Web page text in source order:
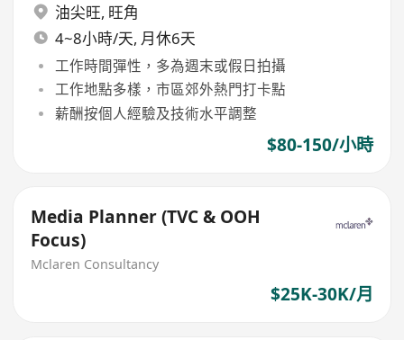
油尖旺, 旺角
4~8小時/天, 月休6天
工作時間彈性，多為週末或假日拍攝
工作地點多樣，市區郊外熱門打卡點
薪酬按個人經驗及技術水平調整
$80-150/小時
Media Planner (TVC & OOH
Focus)
Mclaren Consultancy
$25K-30K/月